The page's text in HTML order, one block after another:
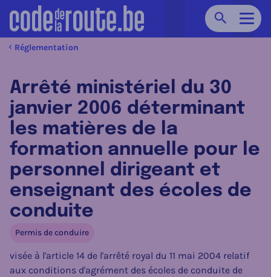
Chercher
Réglementation
Arrêté ministériel du 30
janvier 2006 déterminant
les matières de la
formation annuelle pour le
personnel dirigeant et
enseignant des écoles de
conduite
Permis de conduire
visée à l'article 14 de l'arrêté royal du 11 mai 2004 relatif
aux conditions d'agrément des écoles de conduite de